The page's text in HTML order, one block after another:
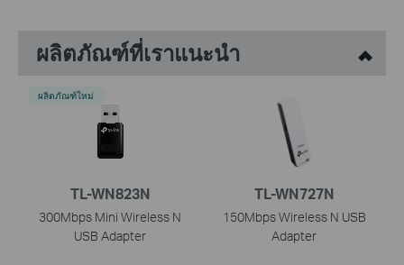
ผลิตภัณฑ์ที่เราแนะนำ
TL-WN823N
300Mbps Mini Wireless N
USB Adapter
ผลิตภัณฑ์ใหม่
TL-WN727N
150Mbps Wireless N USB
Adapter